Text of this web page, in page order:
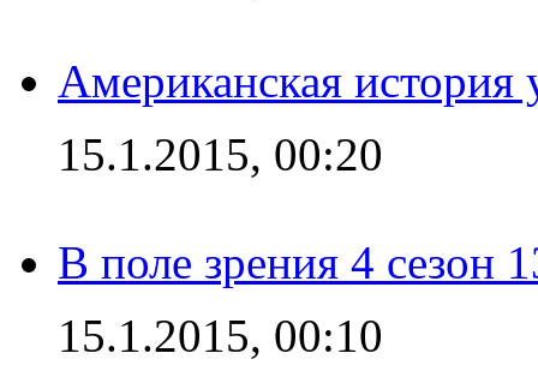
Американская история
15.1.2015, 00:20
В поле зрения 4 сезон
15.1.2015, 00:10